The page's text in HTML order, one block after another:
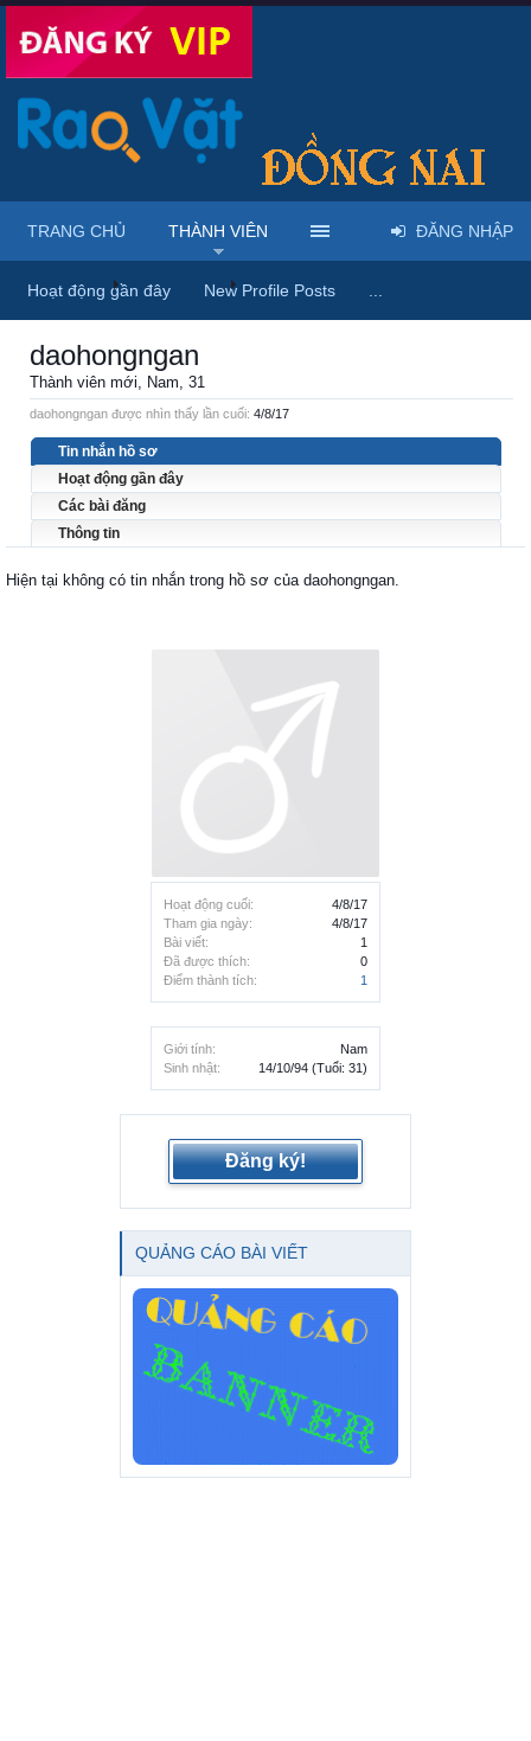
Trang chủ Thành viên daohongngan
Hoạt động cuối:
4/8/17
Tham gia ngày:
4/8/17
Bài viết:
1
Đã được thích:
0
Điểm thành tích:
1
Giới tính:
Nam
Sinh nhật:
14/10/94 (Tuổi: 31)
daohongngan
Thành viên mới, Nam, 31
daohongngan được nhìn thấy lần cuối: 4/8/17
Tin nhắn hồ sơ
Hoạt động gần đây
Các bài đăng
Thông tin
Hiện tại không có tin nhắn trong hồ sơ của daohongngan.
Đăng ký!
QUẢNG CÁO BÀI VIẾT
TRANG CHỦ THÀNH VIÊN
Hoạt động gần đây New Profile Posts
ĐĂNG NHẬP